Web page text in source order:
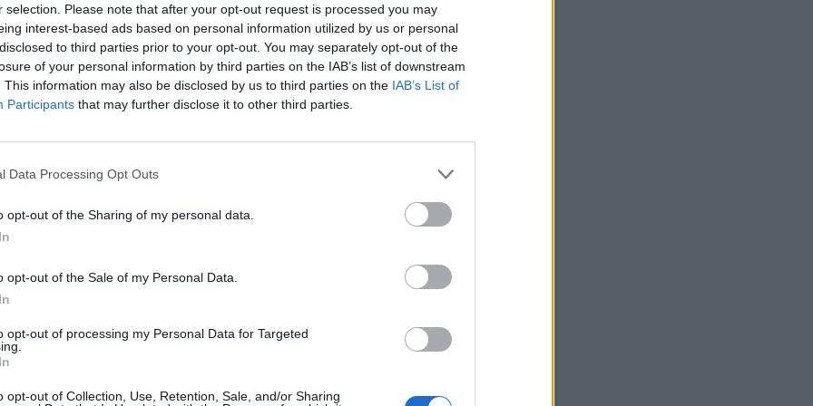
selection. Please note that after your opt-out request is processed you may
interest-based ads based on personal information utilized by us or personal
to third parties prior to your opt-out. You may separately opt-out of the
of your personal information by third parties on the IAB’s list of downstream
This information may also be disclosed by us to third parties on the IAB’s List of
Participants that may further disclose it to other third parties.
Data Processing Opt Outs
opt-out of the Sharing of my personal data.
opt-out of the Sale of my Personal Data.
opt-out of processing my Personal Data for Targeted
opt-out of Collection, Use, Retention, Sale, and/or Sharing
forint kurzus. A hazai deviza a régióval együtt esik, azonban Matolcsy
12:49 Megosztás 334 az új mélypont Az elmúlt percekben elérte a 334-es szintet
ez az új történelmi mélypont. Ma a régiós devizákkal együtt esik a forint, azonban
hozzájárult...